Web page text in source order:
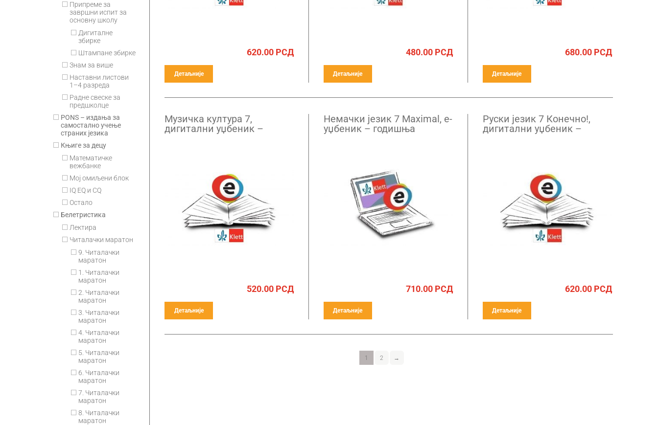
Припремe за
завршни испит за
основну школу
Дигиталне
збирке
Штампане збирке
Знам за више
Наставни листови
1–4 разреда
Радне свеске за
предшколце
PONS – издања за
самостално учење
страних језика
Књиге за децу
Математичке
вежбанке
Мој омиљени блок
IQ EQ и CQ
Остало
Белетристика
Лектира
Читалачки маратон
9. Читалачки
маратон
1. Читалачки
маратон
2. Читалачки
маратон
3. Читалачки
маратон
4. Читалачки
маратон
5. Читалачки
маратон
6. Читалачки
маратон
7. Читалачки
маратон
8. Читалачки
маратон
620.00РСД
Детаљније
480.00РСД
Детаљније
680.00РСД
Детаљније
Музичка култура 7,
дигитални уџбеник –
520.00РСД
Детаљније
Немачки језик 7 Maximal, е-
уџбеник – годишња
710.00РСД
Детаљније
Руски језик 7 Конечно!,
дигитални уџбеник –
620.00РСД
Детаљније
1 2 →